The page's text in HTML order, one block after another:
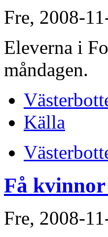
Fre, 2008-
Eleverna i
måndagen.
Källa
Få
Fre, 2008-